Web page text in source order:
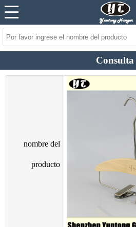
Consulta
nombre del
producto